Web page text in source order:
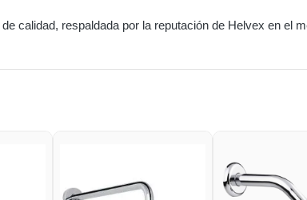
calidad, respaldada por la reputación de Helvex en el